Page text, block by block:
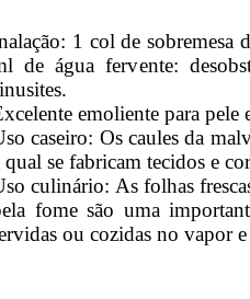
1 col de sobremesa
de água fervente:
emoliente para pele
caseiro: Os caules da
qual se fabricam tecidos e
culinário: As folhas
fome são uma
ou cozidas no vapor